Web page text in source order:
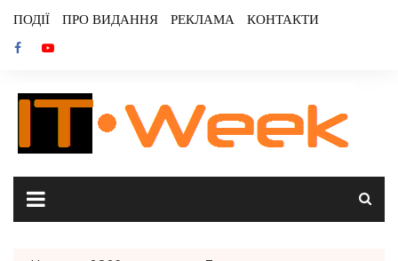
content
ПОДІЇ ПРО ВИДАННЯ РЕКЛАМА КОНТАКТИ